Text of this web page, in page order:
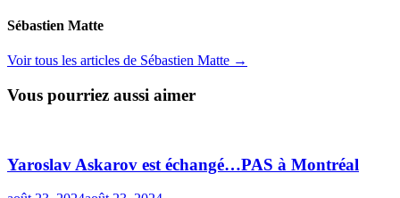
Sébastien Matte
Voir tous les articles de Sébastien Matte →
Vous pourriez aussi aimer
Yaroslav Askarov est échangé…PAS à Montréal